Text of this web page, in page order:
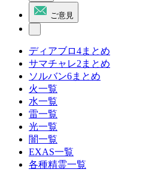
ご意見
ディアブロ4まとめ
サマチャレ2まとめ
ソルバン6まとめ
火一覧
水一覧
雷一覧
光一覧
闇一覧
EXAS一覧
各種精霊一覧